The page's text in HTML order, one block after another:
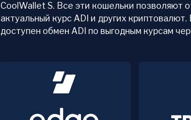
CoolWallet S. Все эти кошельки позволяют
актуальный курс ADI и других
доступен обмен ADI по выгодным курсам